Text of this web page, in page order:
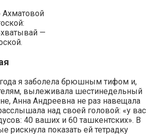
—
я заболела брюшным тифом и,
вылеживала шестинедельный
Анна Андреевна не раз навещала
над своей головой: «у вас
40 ваших и 60 ташкентских». В
рискнула показать ей тетрадку